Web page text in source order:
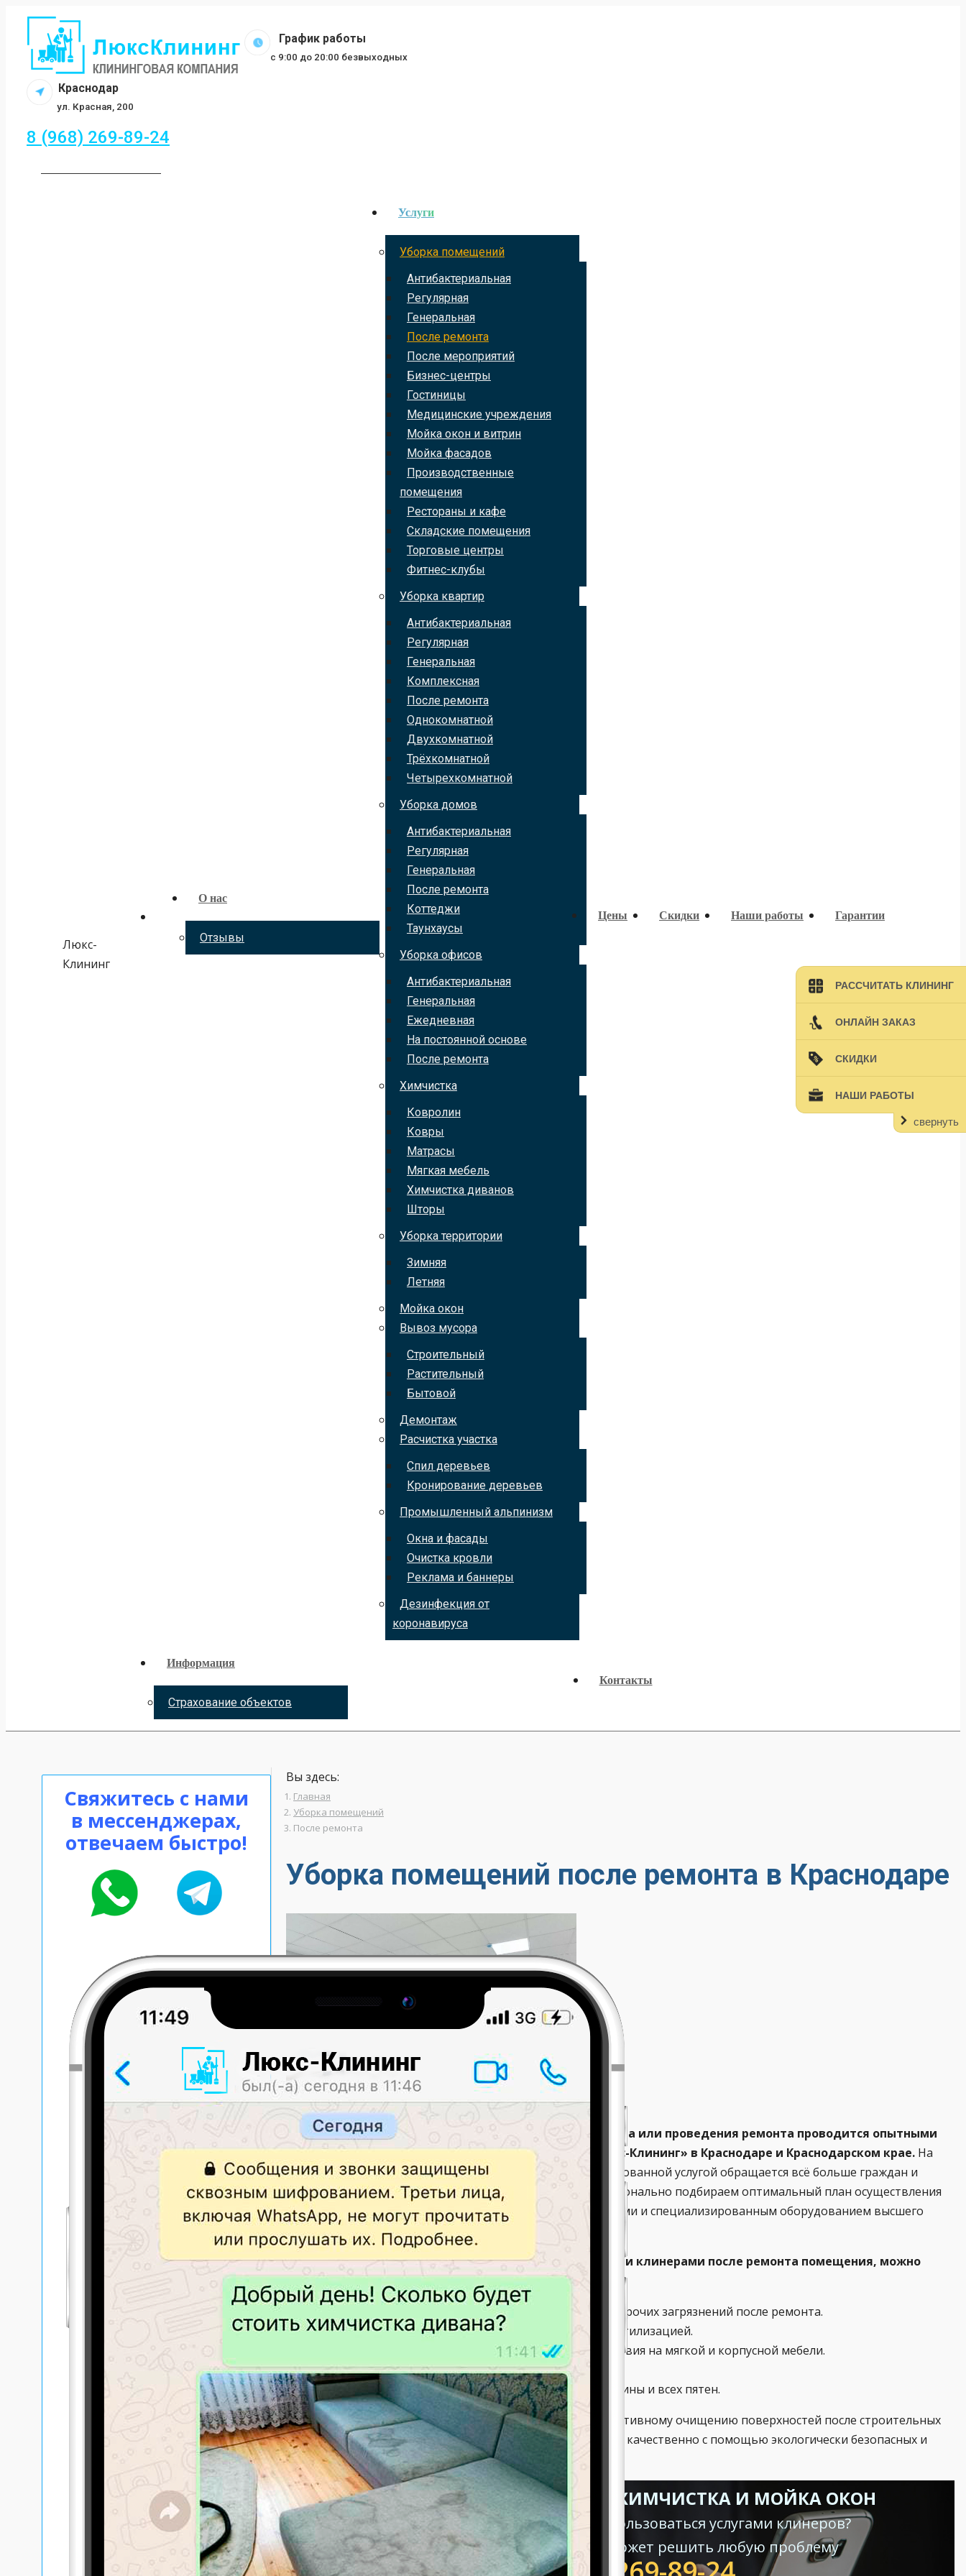
РАССЧИТАТЬ КЛИНИНГ
ОНЛАЙН ЗАКАЗ
СКИДКИ
НАШИ РАБОТЫ
свернуть
Перейти
содержанию
График работы
c 9:00 до 20:00 безвыходных
Краснодар
ул. Красная, 200
8 (968) 269-89-24
Люкс-
Клининг
О нас
Отзывы
Услуги
Уборка помещений
Антибактериальная
Регулярная
Генеральная
После ремонта
После мероприятий
Бизнес-центры
Гостиницы
Медицинские учреждения
Мойка окон и витрин
Мойка фасадов
Производственные
помещения
Рестораны и кафе
Складские помещения
Торговые центры
Фитнес-клубы
Уборка квартир
Антибактериальная
Регулярная
Генеральная
Комплексная
После ремонта
Однокомнатной
Двухкомнатной
Трёхкомнатной
Четырехкомнатной
Уборка домов
Антибактериальная
Регулярная
Генеральная
После ремонта
Коттеджи
Таунхаусы
Уборка офисов
Антибактериальная
Генеральная
Ежедневная
На постоянной основе
После ремонта
Химчистка
Ковролин
Ковры
Матрасы
Мягкая мебель
Химчистка диванов
Шторы
Уборка территории
Зимняя
Летняя
Мойка окон
Вывоз мусора
Строительный
Растительный
Бытовой
Демонтаж
Расчистка участка
Спил деревьев
Кронирование деревьев
Промышленный альпинизм
Окна и фасады
Очистка кровли
Реклама и баннеры
Дезинфекция от
коронавируса
Цены Скидки Наши работы Гарантии
Информация
Страхование объектов
Контакты
Вы здесь:
Главная
Уборка помещений
После ремонта
Уборка помещений после ремонта в Краснодаре
Качественная уборка в помещении после строительства или проведения ремонта проводится опытными
специалистами частной клининговой компании
«Люкс-Клининг» в Краснодаре и Краснодарском крае. На
сегодняшний день в нашем регионе за такой специализированной услугой обращается всё больше граждан и
юридических лиц. Для каждого отдельного заказа мы персонально подбираем оптимальный план осуществления
работ с эффективными чистящими и моющими препаратами и специализированным оборудованием высшего
качества .
Среди современных мероприятий, проводимых нашими клинерами после ремонта помещения, можно
выделить следующие:
Мытьё и чистка окон от остатков краски, цемента и прочих загрязнений после ремонта.
Сбор и вынос строительного мусора с последующей утилизацией.
Устранение грязи и остатков строительного воздействия на мягкой и корпусной мебели.
Мойка стен, пола и потолка от накопленной грязи.
Чистка и дезинфекция сантехники, устранение ржавчины и всех пятен.
Для всех наших клиентов комплекс мероприятий по эффективному очищению поверхностей после строительных
манипуляций проводится оперативно, профессионально и качественно с помощью экологически безопасных и
гипоаллергенных средств.
УБОРКА КВАРТИР, ОФИСОВ, ХИМЧИСТКА И МОЙКА ОКОН
Появилась необходимость воспользоваться услугами клинеров?
Звонок в «Люкс-Клининг» поможет решить любую проблему
Свяжитесь с нами
в мессенджерах,
отвечаем быстро!